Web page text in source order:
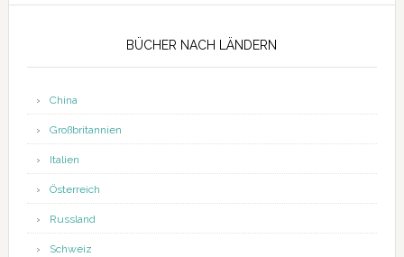
BÜCHER NACH LÄNDERN
China
Großbritannien
Italien
Österreich
Russland
Schweiz